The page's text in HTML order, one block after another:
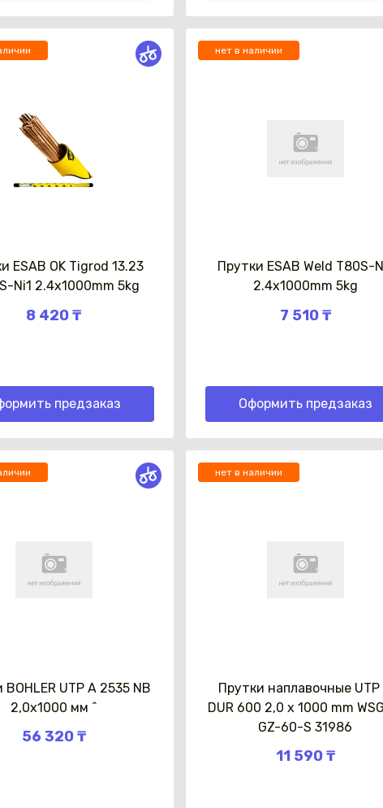
ESAB OK Tigrod 13.23
Ni1 2.4x1000mm 5kg
8 420 ₸
предзаказ
нет в наличии
Прутки ESAB Weld T80S-
2.4x1000mm 5kg
7 510 ₸
Оформить предзаказ
BOHLER UTP A 2535 NB
2,0х1000 мм ^
56 320 ₸
нет в наличии
Прутки наплавочные UTP
DUR 600 2,0 x 1000 mm
GZ-60-S 31986
11 590 ₸